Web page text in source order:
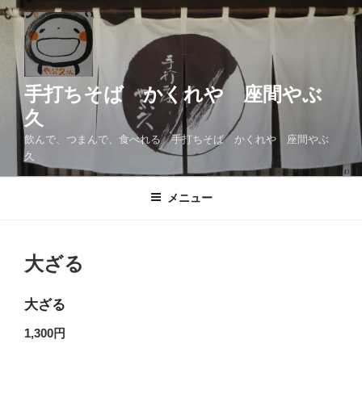
コ
手打ちそば かくれや 座間やぶ
久
飲んで、つまんで、食べれる 手打ちそば かくれや 座間やぶ
久
メニュー
大ざる
大ざる
1,300円